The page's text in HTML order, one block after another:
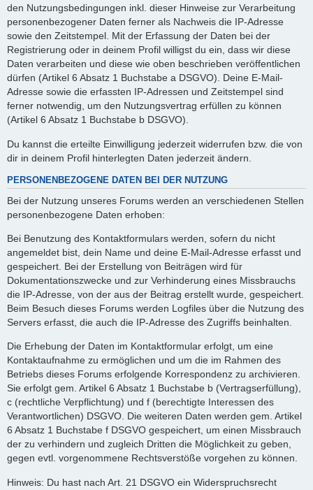
den Nutzungsbedingungen inkl. dieser Hinweise zur Verarbeitung
personenbezogener Daten ferner als Nachweis die IP-Adresse
sowie den Zeitstempel. Mit der Erfassung der Daten bei der
Registrierung oder in deinem Profil willigst du ein, dass wir diese
Daten verarbeiten und diese wie oben beschrieben veröffentlichen
dürfen (Artikel 6 Absatz 1 Buchstabe a DSGVO). Deine E-Mail-
Adresse sowie die erfassten IP-Adressen und Zeitstempel sind
ferner notwendig, um den Nutzungsvertrag erfüllen zu können
(Artikel 6 Absatz 1 Buchstabe b DSGVO).
Du kannst die erteilte Einwilligung jederzeit widerrufen bzw. die von
dir in deinem Profil hinterlegten Daten jederzeit ändern.
PERSONENBEZOGENE DATEN BEI DER NUTZUNG
Bei der Nutzung unseres Forums werden an verschiedenen Stellen
personenbezogene Daten erhoben:
Bei Benutzung des Kontaktformulars werden, sofern du nicht
angemeldet bist, dein Name und deine E-Mail-Adresse erfasst und
gespeichert. Bei der Erstellung von Beiträgen wird für
Dokumentationszwecke und zur Verhinderung eines Missbrauchs
die IP-Adresse, von der aus der Beitrag erstellt wurde, gespeichert.
Beim Besuch dieses Forums werden Logfiles über die Nutzung des
Servers erfasst, die auch die IP-Adresse des Zugriffs beinhalten.
Die Erhebung der Daten im Kontaktformular erfolgt, um eine
Kontaktaufnahme zu ermöglichen und um die im Rahmen des
Betriebs dieses Forums erfolgende Korrespondenz zu archivieren.
Sie erfolgt gem. Artikel 6 Absatz 1 Buchstabe b (Vertragserfüllung),
c (rechtliche Verpflichtung) und f (berechtigte Interessen des
Verantwortlichen) DSGVO. Die weiteren Daten werden gem. Artikel
6 Absatz 1 Buchstabe f DSGVO gespeichert, um einen Missbrauch
der zu verhindern und zugleich Dritten die Möglichkeit zu geben,
gegen evtl. vorgenommene Rechtsverstöße vorgehen zu können.
Hinweis: Du hast nach Art. 21 DSGVO ein Widerspruchsrecht